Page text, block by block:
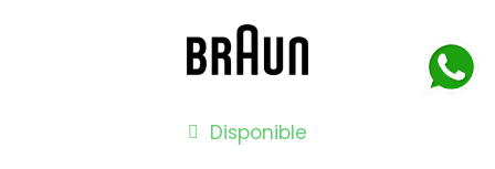
Disponible